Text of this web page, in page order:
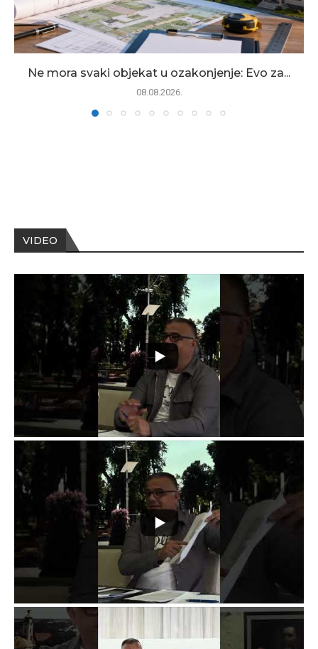
Ne mora svaki objekat u ozakonjenje: Evo za...
08.08.2026.
VIDEO